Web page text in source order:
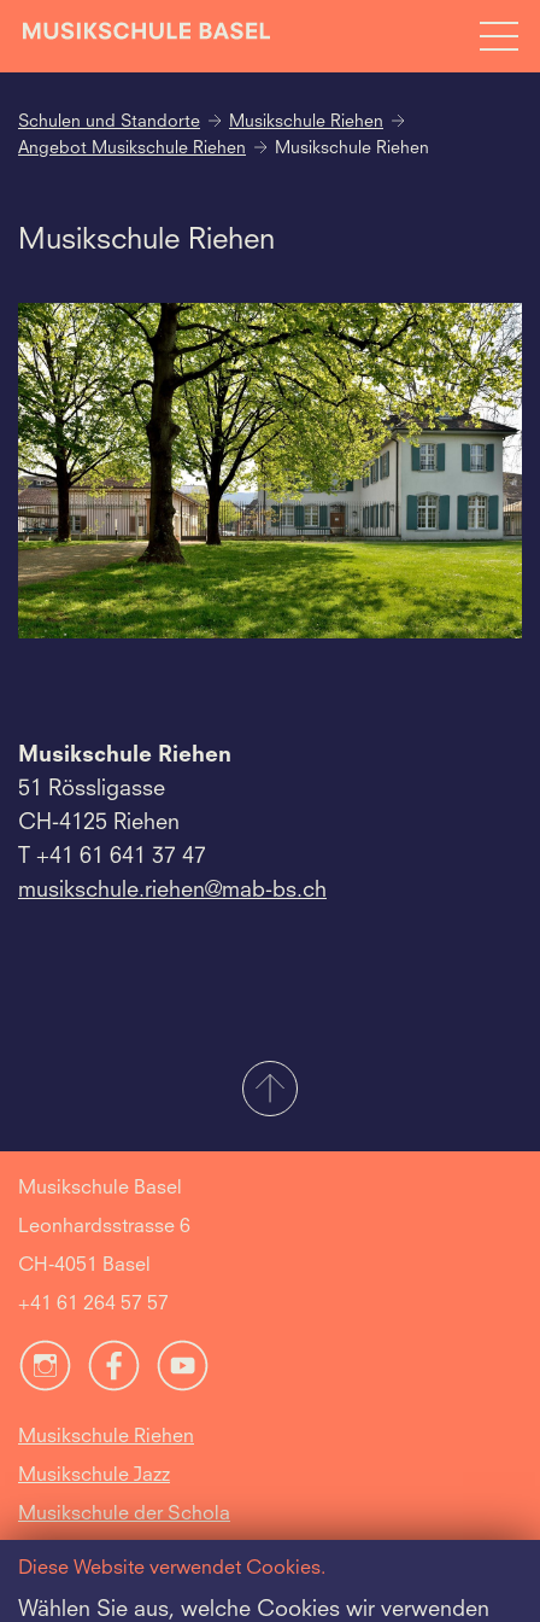
Schulen und Standorte
Musikschule Riehen
Angebot Musikschule Riehen
Musikschule Riehen
Musikschule Riehen
Musikschule Riehen
51 Rössligasse
CH-4125 Riehen
T +41 61 641 37 47
musikschule.riehen@mab-bs.ch
Musikschule Basel
Leonhardsstrasse 6
CH-4051 Basel
+41 61 264 57 57
Musikschule Riehen
Musikschule Jazz
Musikschule der Schola
Intranet
Diese Website verwendet Cookies.
Wählen Sie aus, welche Cookies wir verwenden